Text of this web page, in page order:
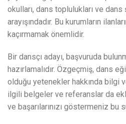
okulları, dans toplulukları ve dans
arayışındadır. Bu kurumların
kaçırmamak önemlidir.
Bir dansçı adayı, başvuruda
hazırlamalıdır. Özgeçmiş, dans
olduğu yetenekler hakkında bilgi
ilgili belgeler ve referanslar da
ve başarılarınızı göstermeniz bu